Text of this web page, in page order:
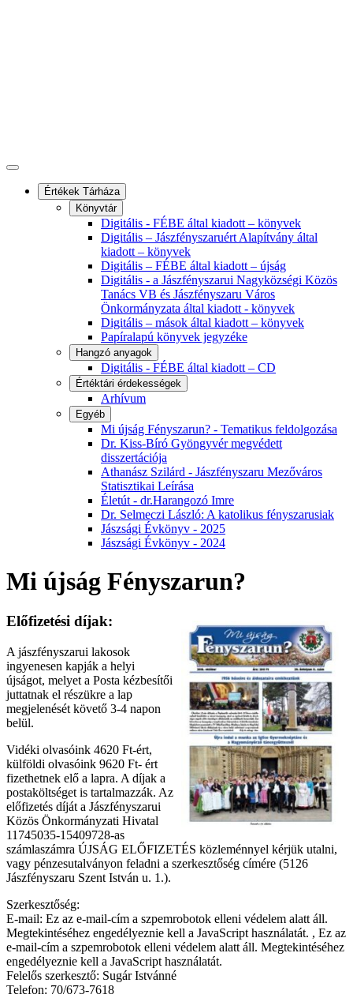
Értékek Tárháza
Könyvtár
Digitális - FÉBE által kiadott – könyvek
Digitális – Jászfényszaruért Alapítvány által
kiadott – könyvek
Digitális – FÉBE által kiadott – újság
Digitális - a Jászfényszarui Nagyközségi Közös
Tanács VB és Jászfényszaru Város
Önkormányzata által kiadott - könyvek
Digitális – mások által kiadott – könyvek
Papíralapú könyvek jegyzéke
Hangzó anyagok
Digitális - FÉBE által kiadott – CD
Értéktári érdekességek
Arhívum
Egyéb
Mi újság Fényszarun? - Tematikus feldolgozása
Dr. Kiss-Bíró Gyöngyvér megvédett
disszertációja
Athanász Szilárd - Jászfényszaru Mezőváros
Statisztikai Leírása
Életút - dr.Harangozó Imre
Dr. Selmeczi László: A katolikus fényszarusiak
Jászsági Évkönyv - 2025
Jászsági Évkönyv - 2024
Mi újság Fényszarun?
Előfizetési díjak:
A jászfényszarui lakosok
ingyenesen kapják a helyi
újságot, melyet a Posta kézbesítői
juttatnak el részükre a lap
megjelenését követő 3-4 napon
belül.
Vidéki olvasóink 4620 Ft-ért,
külföldi olvasóink 9620 Ft- ért
fizethetnek elő a lapra. A díjak a
postaköltséget is tartalmazzák. Az
előfizetés díját a Jászfényszarui
Közös Önkormányzati Hivatal
11745035-15409728-as
számlaszámra ÚJSÁG ELŐFIZETÉS közleménnyel kérjük utalni,
vagy pénzesutalványon feladni a szerkesztőség címére (5126
Jászfényszaru Szent István u. 1.).
Szerkesztőség:
E-mail: Ez az e-mail-cím a szpemrobotok elleni védelem alatt áll.
Megtekintéséhez engedélyeznie kell a JavaScript használatát. , Ez az
e-mail-cím a szpemrobotok elleni védelem alatt áll. Megtekintéséhez
engedélyeznie kell a JavaScript használatát.
Felelős szerkesztő: Sugár Istvánné
Telefon: 70/673-7618